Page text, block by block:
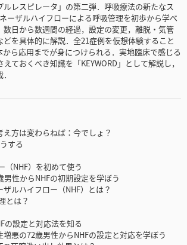
ルレスピレータ」の第二弾．呼吸療法の新たなス
ーザルハイフローによる呼吸管理を初歩から学べ
数日から数週間の経過，設定の変更，離脱・気管
を具体的に解説．全21症例を仮想体験すること
ら応用までが身につけられる．実地臨床で感じる
ておくべき知識を「KEYWORD」として解説し，
方は変わらねば：今でしょ？
する
NHF）を初めて使う
性からNHFの初期設定を学ぼう
ルハイフロー（NHF）とは？
とは？
設定と対応法を知る
悪の72歳男性からNHFの設定と対応を学ぼう